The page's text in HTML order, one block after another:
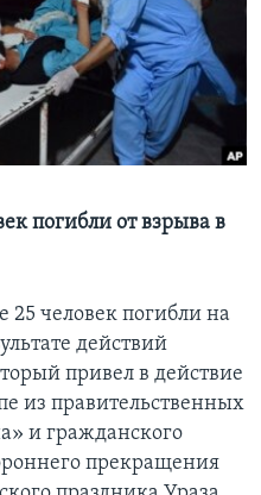
погибли от взрыва в
25 человек погибли на
действий
привел в действие
из правительственных
и гражданского
прекращения